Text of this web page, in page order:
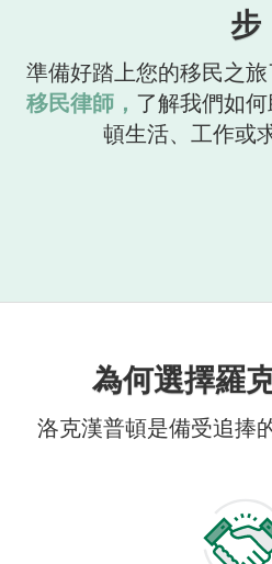
步
準備好踏上您的移民之旅
移民律師， 了解我們如
頓生活、工作或
為何選擇羅
洛克漢普頓是備受追捧